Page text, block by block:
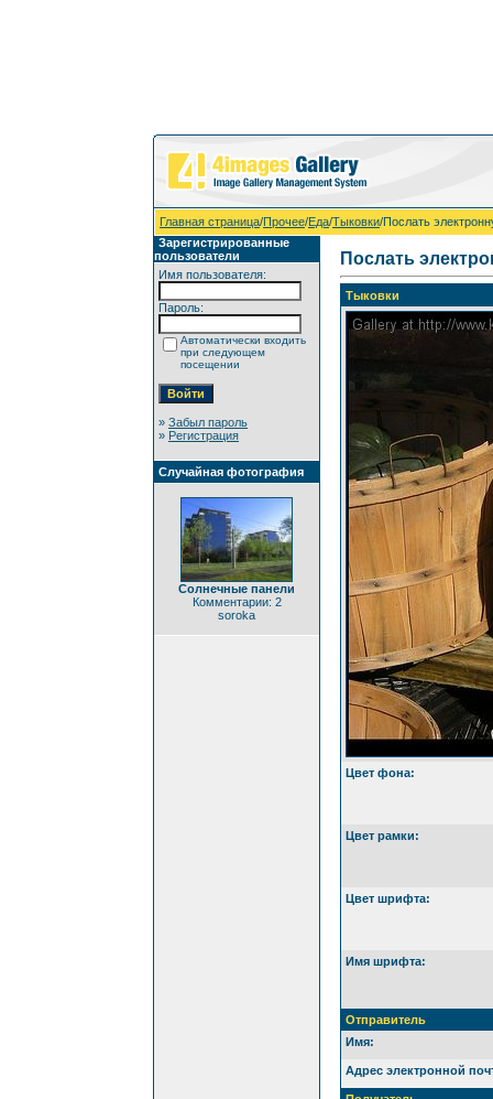
Главная страница/Прочее/Еда/Тыковки/Послать
Зарегистрированные
пользователи
Имя пользователя:
Пароль:
Автоматически входить
при следующем
посещении
» Забыл пароль
» Регистрация
Случайная фотография
Cолнечные панели
Комментарии: 2
soroka
Послать
Тыковки
Цвет фона:
Цвет рамки:
Цвет шрифта:
Имя шрифта:
Отправитель
Имя:
Адрес электронной